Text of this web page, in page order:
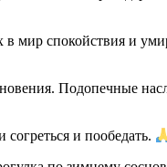
мир спокойствия и
Подопечные
и пообедать.